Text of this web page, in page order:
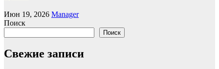
Июн 19, 2026 Manager
Поиск
Поиск
Свежие записи